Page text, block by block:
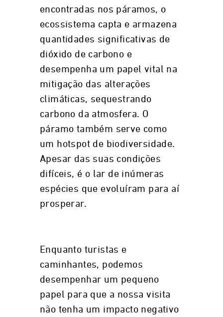
encontradas nos páramos, o
ecossistema capta e armazena
quantidades significativas de
dióxido de carbono e
desempenha um papel vital na
mitigação das alterações
climáticas, sequestrando
carbono da atmosfera. O
páramo também serve como
um hotspot de biodiversidade.
Apesar das suas condições
difíceis, é o lar de inúmeras
espécies que evoluíram para aí
prosperar.
Enquanto turistas e
caminhantes, podemos
desempenhar um pequeno
papel para que a nossa visita
não tenha um impacto negativo